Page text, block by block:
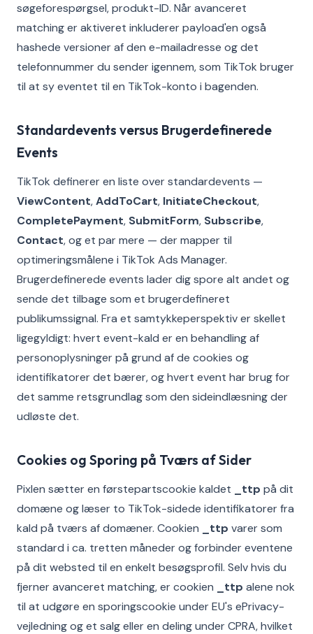
søgeforespørgsel, produkt-ID. Når avanceret
matching er aktiveret inkluderer payload'en også
hashede versioner af den e-mailadresse og det
telefonnummer du sender igennem, som TikTok bruger
til at sy eventet til en TikTok-konto i bagenden.
Standardevents versus Brugerdefinerede
Events
TikTok definerer en liste over standardevents —
ViewContent,AddToCart, InitiateCheckout,
CompletePayment, SubmitForm, Subscribe,
Contact, og et par mere — der mapper til
optimeringsmålene i TikTok Ads Manager.
Brugerdefinerede events lader dig spore alt andet og
sende det tilbage som et brugerdefineret
publikumssignal. Fra et samtykkeperspektiv er skellet
ligegyldigt: hvert event-kald er en behandling af
personoplysninger på grund af de cookies og
identifikatorer det bærer, og hvert event har brug for
det samme retsgrundlag som den sideindlæsning der
udløste det.
Cookies og Sporing på Tværs af Sider
Pixlen sætter en førstepartscookie kaldet _ttp på dit
domæne og læser to TikTok-sidede identifikatorer fra
kald på tværs af domæner. Cookien
_ttp varer som
standard i ca. tretten måneder og forbinder eventene
på dit websted til en enkelt besøgsprofil. Selv hvis du
fjerner avanceret matching, er cookien
_ttp alene nok
til at udgøre en sporingscookie under EU's ePrivacy-
vejledning og et salg eller en deling under CPRA, hvilket